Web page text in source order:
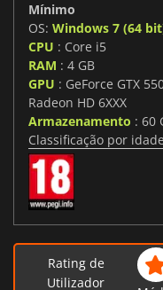
Mínimo
OS: Windows 7 (64
CPU : Core i5
RAM : 4 GB
GPU : GeForce GTX
Radeon HD 6XXX
Armazenamento : 60
Classificação por idade
Rating de
Utilizador